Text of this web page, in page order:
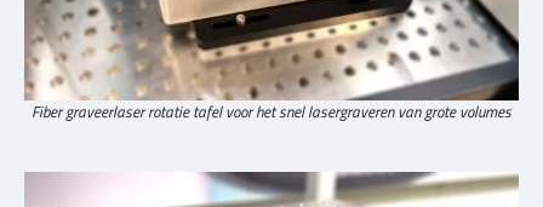
Fiber graveerlaser rotatie tafel voor het snel lasergraveren van grote volumes